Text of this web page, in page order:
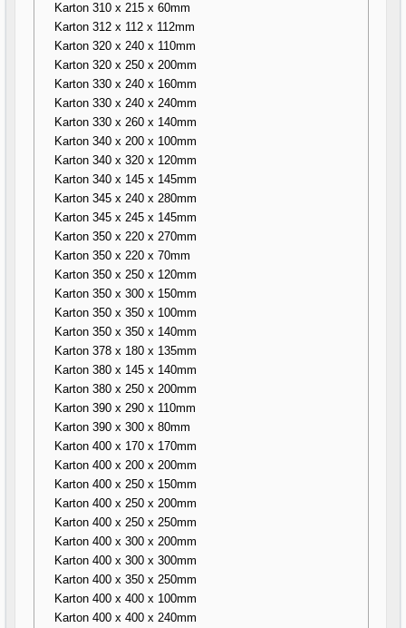
Karton 310 x 215 x 60mm
Karton 312 x 112 x 112mm
Karton 320 x 240 x 110mm
Karton 320 x 250 x 200mm
Karton 330 x 240 x 160mm
Karton 330 x 240 x 240mm
Karton 330 x 260 x 140mm
Karton 340 x 200 x 100mm
Karton 340 x 320 x 120mm
Karton 340 x 145 x 145mm
Karton 345 x 240 x 280mm
Karton 345 x 245 x 145mm
Karton 350 x 220 x 270mm
Karton 350 x 220 x 70mm
Karton 350 x 250 x 120mm
Karton 350 x 300 x 150mm
Karton 350 x 350 x 100mm
Karton 350 x 350 x 140mm
Karton 378 x 180 x 135mm
Karton 380 x 145 x 140mm
Karton 380 x 250 x 200mm
Karton 390 x 290 x 110mm
Karton 390 x 300 x 80mm
Karton 400 x 170 x 170mm
Karton 400 x 200 x 200mm
Karton 400 x 250 x 150mm
Karton 400 x 250 x 200mm
Karton 400 x 250 x 250mm
Karton 400 x 300 x 200mm
Karton 400 x 300 x 300mm
Karton 400 x 350 x 250mm
Karton 400 x 400 x 100mm
Karton 400 x 400 x 240mm